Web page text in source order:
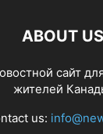
ABOUT US
сайт
жителей
us: